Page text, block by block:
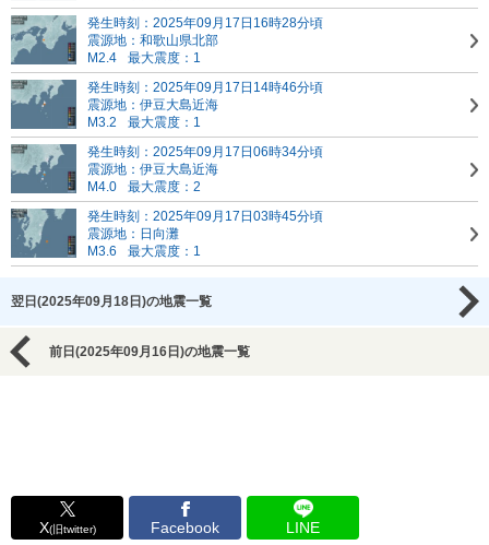
発生時刻：2025年09月17日16時28分頃
震源地：和歌山県北部
M2.4
最大震度：1
発生時刻：2025年09月17日14時46分頃
震源地：伊豆大島近海
M3.2
最大震度：1
発生時刻：2025年09月17日06時34分頃
震源地：伊豆大島近海
M4.0
最大震度：2
発生時刻：2025年09月17日03時45分頃
震源地：日向灘
M3.6
最大震度：1
翌日(2025年09月18日)の地震一覧
前日(2025年09月16日)の地震一覧
X(旧twitter) Facebook LINE